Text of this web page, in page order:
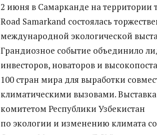
2 июня в Самарканде на территории
Road Samarkand состоялась
международной экологической
Грандиозное событие объединило
инвесторов, новаторов и
100 стран мира для выработки
климатическими вызовами.
комитетом Республики Узбекистан
по экологии и изменению климата